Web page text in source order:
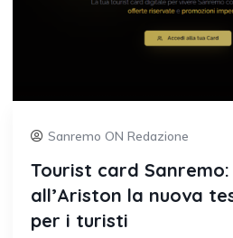
Sanremo ON Redazione
Tourist card
all’Ariston la nuova
per i turisti